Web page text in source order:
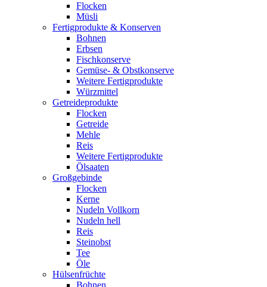
Flocken
Müsli
Fertigprodukte & Konserven
Bohnen
Erbsen
Fischkonserve
Gemüse- & Obstkonserve
Weitere Fertigprodukte
Würzmittel
Getreideprodukte
Flocken
Getreide
Mehle
Reis
Weitere Fertigprodukte
Ölsaaten
Großgebinde
Flocken
Kerne
Nudeln Vollkorn
Nudeln hell
Reis
Steinobst
Tee
Öle
Hülsenfrüchte
Bohnen